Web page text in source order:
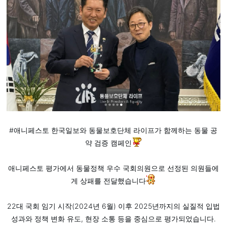
#애니페스토 한국일보와 동물보호단체 라이프가 함께하는 동물 공
약 검증 캠페인
애니페스토 평가에서 동물정책 우수 국회의원으로 선정된 의원들에
게 상패를 전달했습니다
22대 국회 임기 시작(2024년 6월) 이후 2025년까지의 실질적 입법
성과와 정책 변화 유도, 현장 소통 등을 중심으로 평가되었습니다.